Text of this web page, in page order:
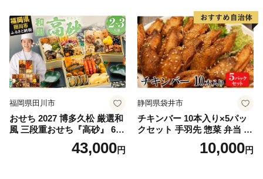
福岡県田川市
おせち 2027 博多久松 厳選和
風 三段重おせち『高砂』 6.5
寸 3段重 2～3人前 おせち料
理 重箱 お正月 冷凍おせち 縁
43,000円
静岡県袋井市
チキンバー 10本入り×5パッ
クセット 手羽先 惣菜 弁当 お
かず お酒 おつまみ ギフト キ
ャンプ アウトドア キャンプ
10,000円